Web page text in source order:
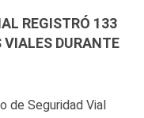
REGISTRÓ 133
VIALES DURANTE
de Seguridad Vial